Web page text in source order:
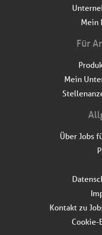
Mein
Für
Mein
Über Jobs
Kontakt zu